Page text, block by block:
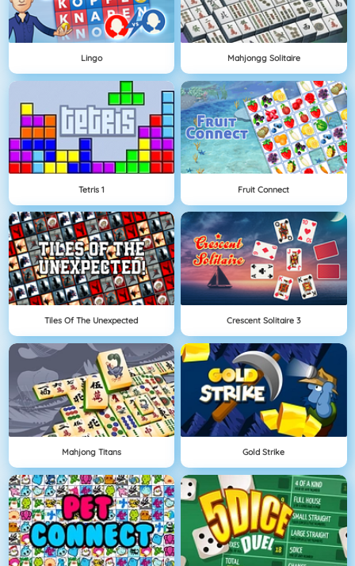
Lingo Mahjongg Solitaire
Tetris 1 Fruit Connect
Tiles Of The Unexpected Crescent Solitaire 3
Mahjong Titans Gold Strike